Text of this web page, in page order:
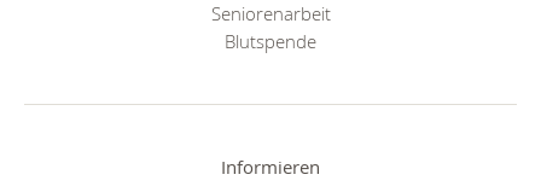
Seniorenarbeit
Blutspende
Informieren